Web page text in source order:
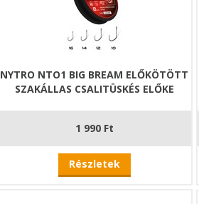
NYTRO NTO1 BIG BREAM ELŐKÖTÖTT
SZAKÁLLAS CSALITÜSKÉS ELŐKE
1 990 Ft
Részletek